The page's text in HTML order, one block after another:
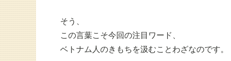
そう、
この言葉こそ今回の注目ワード、
ベトナム人のきもちを汲むことわざなのです。